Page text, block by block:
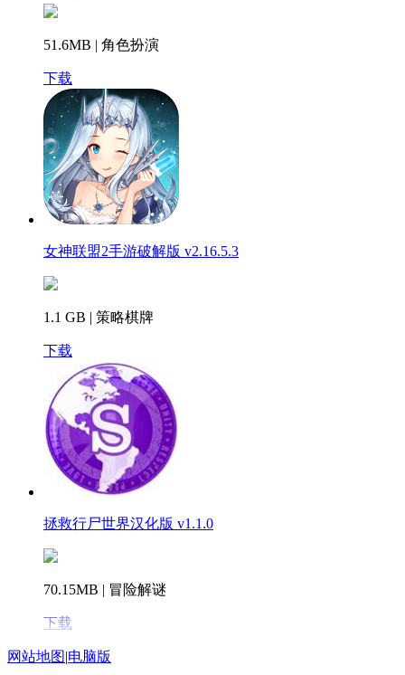
51.6MB | 角色扮演
下载
女神联盟2手游破解版 v2.16.5.3
1.1 GB | 策略棋牌
下载
拯救行尸世界汉化版 v1.1.0
70.15MB | 冒险解谜
下载
网站地图|电脑版